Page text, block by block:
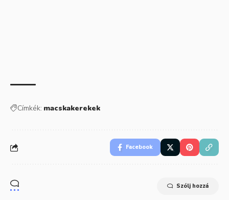
Címkék: macskakerekek
Facebook
Szólj hozzá